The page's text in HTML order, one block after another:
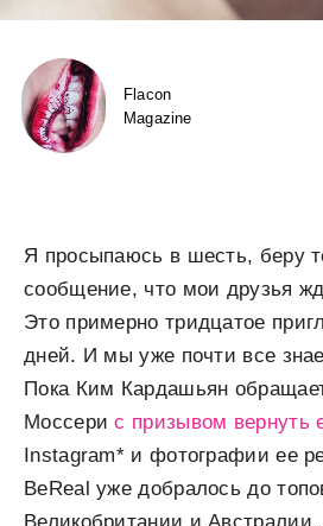
Flacon
Magazine
Я просыпаюсь в шесть, беру
сообщение, что мои друзья
Это примерно тридцатое
дней. И мы уже почти все
Пока Ким Кардашьян
Моссерис призывом вернуть
Instagram* и фотографии ее
BeReal уже добралось до